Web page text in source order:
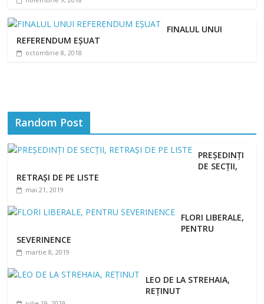
FINALUL UNUI
REFERENDUM EȘUAT
octombrie 8, 2018
Random Post
PREȘEDINȚI
DE SECȚII,
RETRAȘI DE PE LISTE
mai 21, 2019
FLORI LIBERALE,
PENTRU
SEVERINENCE
martie 8, 2019
LEO DE LA STREHAIA,
REȚINUT